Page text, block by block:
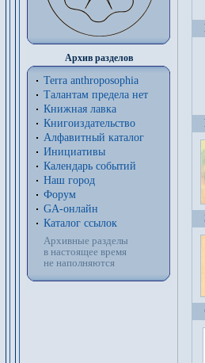
Архив разделов
Terra anthroposophia
Талантам предела нет
Книжная лавка
Книгоиздательство
Алфавитный каталог
Инициативы
Календарь событий
Наш город
Форум
GA-онлайн
Каталог ссылок
Архивные разделы
в настоящее время
не наполняются